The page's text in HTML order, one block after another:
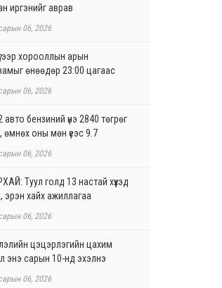
иргэнийг аврав
06, 2026
хорооллын арын
өнөөдөр 23:00 цагаас
06, 2026
авто бензиний үнэ 2840 төгрөг
өмнөх оны мөн үеэс 9.7
06, 2026
Туул голд 13 настай хүүхэд
эрэн хайх ажиллагаа
06, 2026
цэцэрлэгийн цахим
энэ сарын 10-нд эхэлнэ
06, 2026